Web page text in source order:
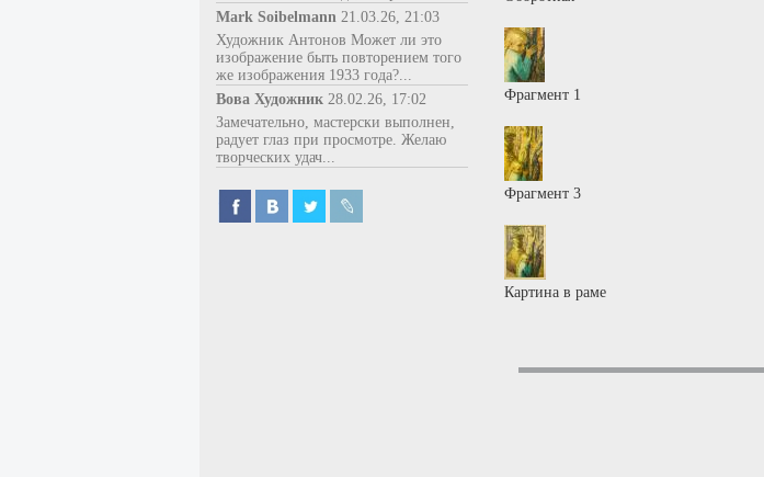
Mark Soibelmann 21.03.26, 21:03
Художник Антонов Может ли это
изображение быть повторением того
же изображения 1933 года?...
Вова Художник 28.02.26, 17:02
Замечательно, мастерски выполнен,
радует глаз при просмотре. Желаю
творческих удач...
Фрагмент 1
Фрагмент 3
Картина в раме